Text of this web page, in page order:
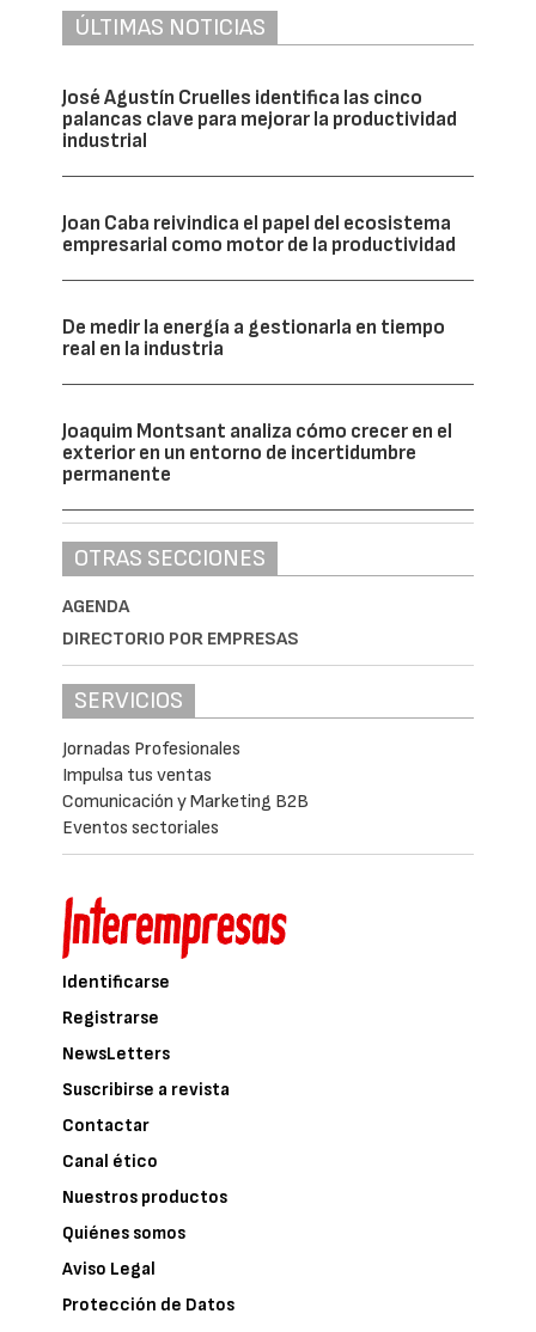
ÚLTIMAS NOTICIAS
José Agustín Cruelles identifica las cinco
palancas clave para mejorar la productividad
industrial
Joan Caba reivindica el papel del ecosistema
empresarial como motor de la productividad
De medir la energía a gestionarla en tiempo
real en la industria
Joaquim Montsant analiza cómo crecer en el
exterior en un entorno de incertidumbre
permanente
OTRAS SECCIONES
AGENDA
DIRECTORIO POR EMPRESAS
SERVICIOS
Jornadas Profesionales
Impulsa tus ventas
Comunicación y Marketing B2B
Eventos sectoriales
Identificarse
Registrarse
NewsLetters
Suscribirse a revista
Contactar
Canal ético
Nuestros productos
Quiénes somos
Aviso Legal
Protección de Datos